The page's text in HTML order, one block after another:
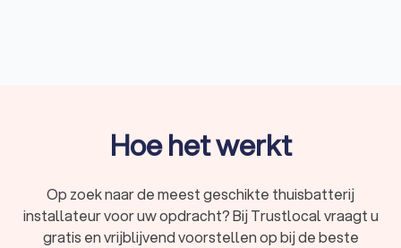
hebben een gemiddelde Trustlocal-score van een 8.8,
professionele en veilige installatie. Lees de ervaringen van
anderen in maar liefst 2,505 reviews, vraag offertes aan en
kies eenvoudig de beste thuisbatterij-installateur.
Hoe het werkt
Op zoek naar de meest geschikte thuisbatterij
installateur voor uw opdracht? Bij Trustlocal vraagt u
gratis en vrijblijvend voorstellen op bij de beste